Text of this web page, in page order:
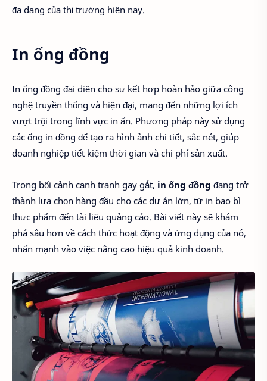
đa dạng của thị trường hiện nay.
In ống đồng
In ống đồng đại diện cho sự kết hợp hoàn hảo giữa công
nghệ truyền thống và hiện đại, mang đến những lợi ích
vượt trội trong lĩnh vực in ấn. Phương pháp này sử dụng
các ống in đồng để tạo ra hình ảnh chi tiết, sắc nét, giúp
doanh nghiệp tiết kiệm thời gian và chi phí sản xuất.
Trong bối cảnh cạnh tranh gay gắt, in ống đồng đang trở
thành lựa chọn hàng đầu cho các dự án lớn, từ in bao bì
thực phẩm đến tài liệu quảng cáo. Bài viết này sẽ khám
phá sâu hơn về cách thức hoạt động và ứng dụng của nó,
nhấn mạnh vào việc nâng cao hiệu quả kinh doanh.